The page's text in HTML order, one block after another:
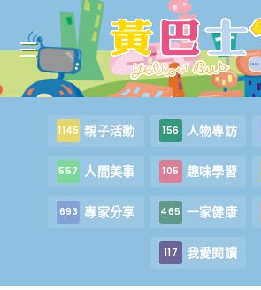
1145 親子活動 156 人物專訪
557 人間美事 105 趣味學習
693 專家分享 465 一家健康
117 我愛閱讀